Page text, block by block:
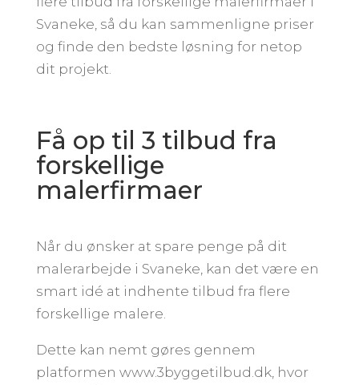
Svaneke, så du kan sammenligne priser
og finde den bedste løsning for netop
dit projekt.
Få op til 3 tilbud fra
forskellige
malerfirmaer
Når du ønsker at spare penge på dit
malerarbejde i Svaneke, kan det være en
smart idé at indhente tilbud fra flere
forskellige malere.
Dette kan nemt gøres gennem
platformen www.3byggetilbud.dk, hvor